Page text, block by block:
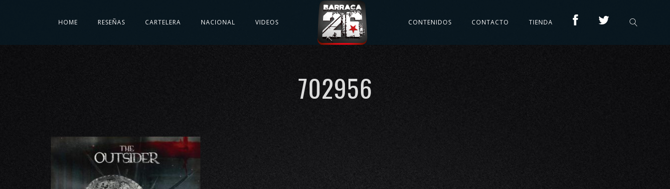
HOME RESEÑAS CARTELERA NACIONAL VIDEOS CONTENIDOS CONTACTO TIENDA
702956